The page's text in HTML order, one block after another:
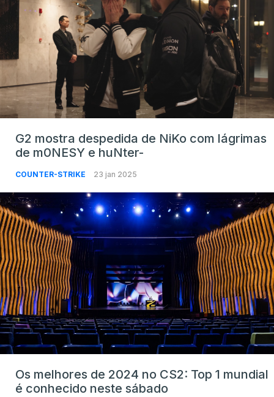
G2 mostra despedida de NiKo com lágrimas
de m0NESY e huNter-
COUNTER-STRIKE 23 jan 2025
Os melhores de 2024 no CS2: Top 1 mundial
é conhecido neste sábado